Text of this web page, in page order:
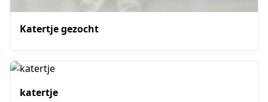
Katertje gezocht
katertje